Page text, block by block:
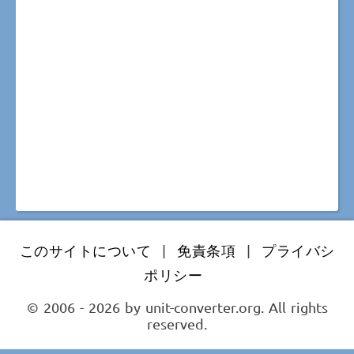
このサイトについて | 免責条項 |
プライバシ
ポリシー
© 2006 - 2026 by unit-converter.org. All rights
reserved.